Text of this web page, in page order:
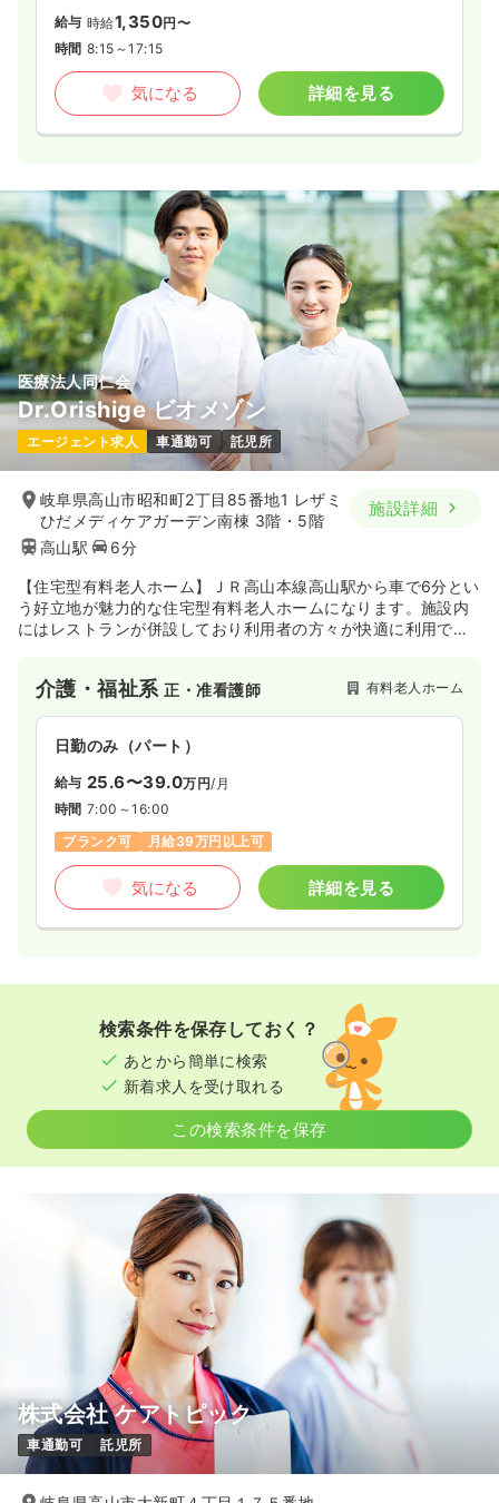
給与 時給1,350円〜
時間 8:15～17:15
気になる 詳細を見る
医療法人同仁会
Dr.Orishige ビオメゾン
エージェント求人 車通勤可 託児所
岐阜県高山市昭和町2丁目85番地1 レザミ
ひだメディケアガーデン南棟 3階・5階
高山駅
6分
施設詳細
【住宅型有料老人ホーム】ＪＲ高山本線高山駅から車で6分とい
う好立地が魅力的な住宅型有料老人ホームになります。施設内
にはレストランが併設しており利用者の方々が快適に利用でき
の方に対し、介護医療を提供しています。
介護・福祉系正・准看護師 有料老人ホーム
日勤のみ（パート）
給与 25.6〜39.0万円/月
時間 7:00～16:00
ブランク可
月給39万円以上可
気になる 詳細を見る
検索条件を保存しておく？
あとから簡単に検索
新着求人を受け取れる
この検索条件を保存
株式会社 ケアトピック
車通勤可 託児所